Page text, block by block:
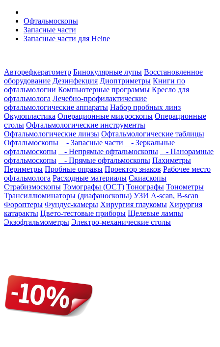
Офтальмоскопы
Запасные части
Запасные части для Heine
Авторефкератометр Бинокулярные лупы Восстановленное
оборудование Дезинфекция Диоптриметры Книги по
офтальмологии Компьютерные программы Кресло для
офтальмолога Лечебно-профилактические
офтальмологические аппараты Набор пробных линз
Окулопластика Операционные микроскопы Операционные
столы Офтальмологические инструменты
Офтальмологические линзы Офтальмологические таблицы
Офтальмоскопы
- Запасные части
- Зеркальные
офтальмоскопы
- Непрямые офтальмоскопы
- Панорамные
офтальмоскопы
- Прямые офтальмоскопы Пахиметры
Периметры Пробные оправы Проектор знаков Рабочее место
офтальмолога Расходные материалы Скиаскопы
Страбизмоскопы Томографы (OCT) Тонографы Тонометры
Трансиллюминаторы (диафаноскопы) УЗИ A-scan, B-scan
Фороптеры Фундус-камеры Хирургия глаукомы Хирургия
катаракты Цвето-тестовые приборы Щелевые лампы
Экзофтальмометры Электро-механические столы